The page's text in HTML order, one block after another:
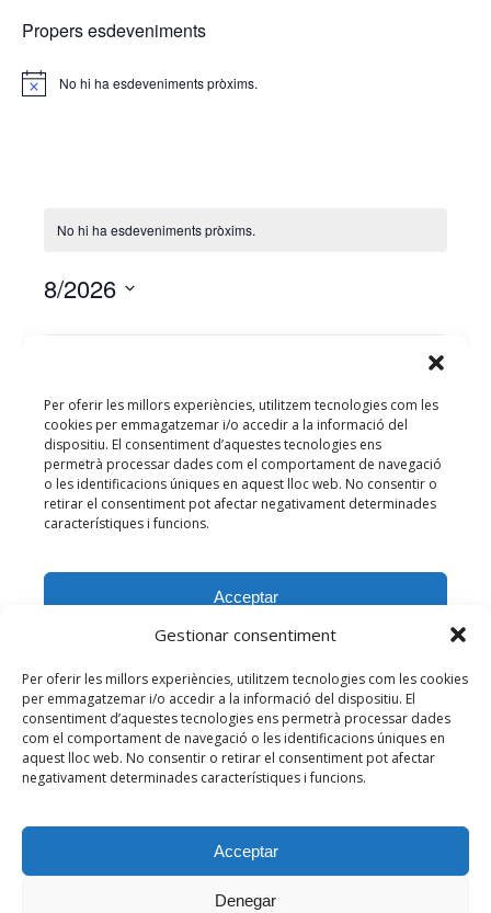
Gestionar consentiment
Per oferir les millors experiències, utilitzem tecnologies com les cookies
per emmagatzemar i/o accedir a la informació del dispositiu. El
consentiment d’aquestes tecnologies ens permetrà processar dades
com el comportament de navegació o les identificacions úniques en
aquest lloc web. No consentir o retirar el consentiment pot afectar
negativament determinades característiques i funcions.
Acceptar
Denegar
Propers esdeveniments
Notice No hi ha esdeveniments pròxims.